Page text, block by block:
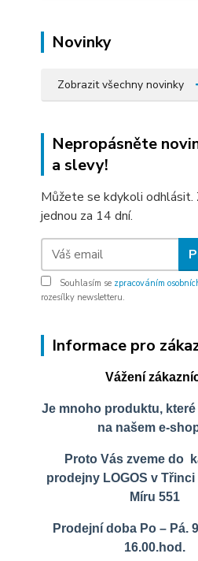
Novinky
Zobrazit všechny novinky
Nepropásněte
a slevy!
Můžete se kdykoli odhlásit.
jednou za 14 dní.
Souhlasím se zpracováním
rozesílky newsletteru.
Informace pro
Vážení
Je mnoho produktu,
na našem e-
Proto Vás zveme do
prodejny LOGOS v
Míru 551
Prodejní doba Po – Pá.
16.00.hod.